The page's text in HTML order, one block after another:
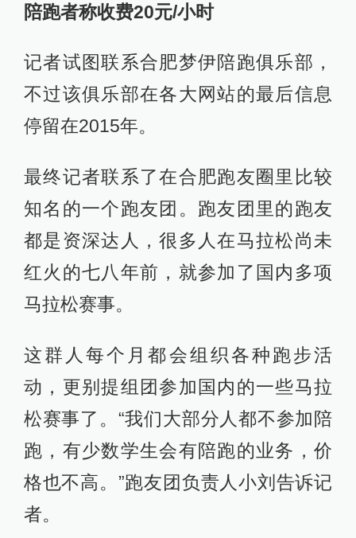
陪跑者称收费20元/小时
记者试图联系合肥梦伊陪跑俱乐部，
不过该俱乐部在各大网站的最后信息
停留在2015年。
最终记者联系了在合肥跑友圈里比较
知名的一个跑友团。跑友团里的跑友
都是资深达人，很多人在马拉松尚未
红火的七八年前，就参加了国内多项
马拉松赛事。
这群人每个月都会组织各种跑步活
动，更别提组团参加国内的一些马拉
松赛事了。“我们大部分人都不参加陪
跑，有少数学生会有陪跑的业务，价
格也不高。”跑友团负责人小刘告诉记
者。